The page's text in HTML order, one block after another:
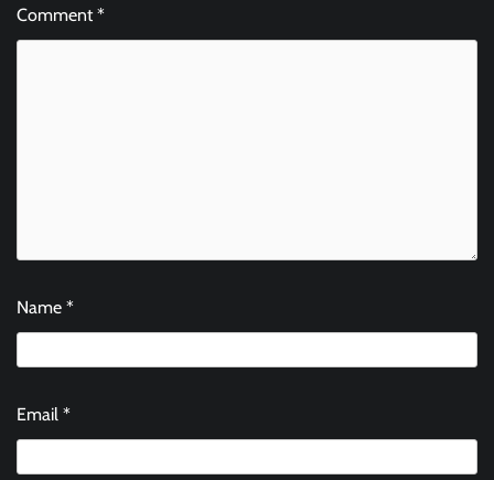
Comment*
Name *
Email *